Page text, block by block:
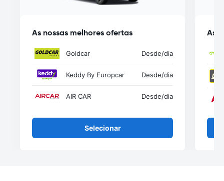
As nossas melhores ofertas
Goldcar Desde/dia
Keddy By Europcar Desde/dia
AIR CAR Desde/dia
Selecionar
As